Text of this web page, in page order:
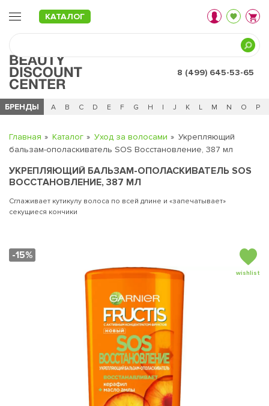
КАТАЛОГ
8 (499) 645-53-65
БРЕНДЫ
Ч 0 - 9 A B C D E F G H I J K L M N O P
Главная Каталог Уход за волосами
Укрепляющий
бальзам-ополаскиватель SOS Восстановление, 387 мл
УКРЕПЛЯЮЩИЙ БАЛЬЗАМ-ОПОЛАСКИВАТЕЛЬ SOS
ВОССТАНОВЛЕНИЕ, 387 МЛ
Сглаживает кутикулу волоса по всей длине и «запечатывает»
секущиеся кончики
-15%
wishlist